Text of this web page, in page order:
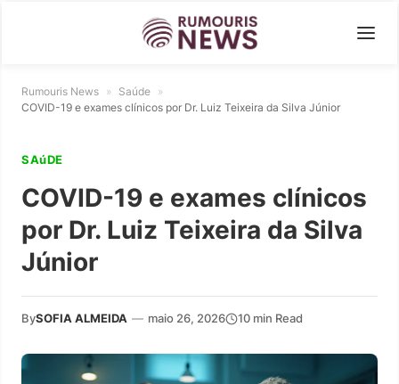
Rumouris News » Saúde »
COVID-19 e exames clínicos por Dr. Luiz Teixeira da Silva Júnior
SAúDE
COVID-19 e exames clínicos
por Dr. Luiz Teixeira da Silva
Júnior
BySOFIA ALMEIDA — maio 26, 2026 10 min Read